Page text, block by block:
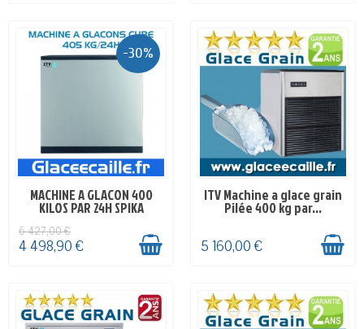
-30%
EN STOCK
MACHINE A GLACON 400
KILOS PAR 24H SPIKA
6 427,00 €
4 498,90 €
DELAI 4-5 SEMAINES
ITV Machine a glace grain
Pilée 400 kg par...
5 160,00 €